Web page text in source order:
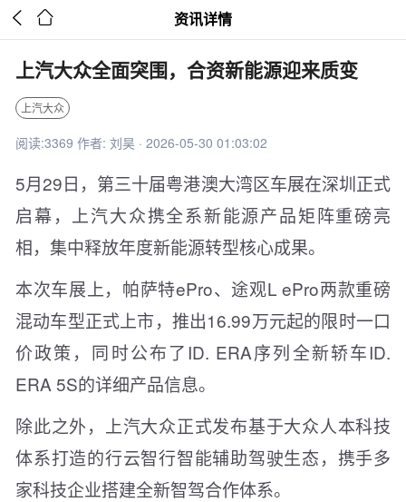
  资讯详情
上汽大众全面突围，合资新能源迎来质变
上汽大众
阅读:3369 作者: 刘昊 · 2026-05-30 01:03:02
5月29日，第三十届粤港澳大湾区车展在深圳正式
启幕，上汽大众携全系新能源产品矩阵重磅亮
相，集中释放年度新能源转型核心成果。
本次车展上，帕萨特ePro、途观L ePro两款重磅
混动车型正式上市，推出16.99万元起的限时一口
价政策，同时公布了ID. ERA序列全新轿车ID.
ERA 5S的详细产品信息。
除此之外，上汽大众正式发布基于大众人本科技
体系打造的行云智行智能辅助驾驶生态，携手多
家科技企业搭建全新智驾合作体系。